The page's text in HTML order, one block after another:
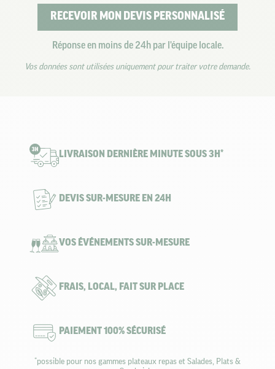
RECEVOIR MON DEVIS PERSONNALISÉ
Réponse en moins de 24h par l'équipe locale.
Vos données sont utilisées uniquement pour traiter votre demande.
LIVRAISON DERNIÈRE MINUTE SOUS 3H*
DEVIS SUR-MESURE EN 24H
VOS ÉVÉNEMENTS SUR-MESURE
FRAIS, LOCAL, FAIT SUR PLACE
PAIEMENT 100% SÉCURISÉ
*possible pour nos gammes plateaux repas et Salades, Plats &